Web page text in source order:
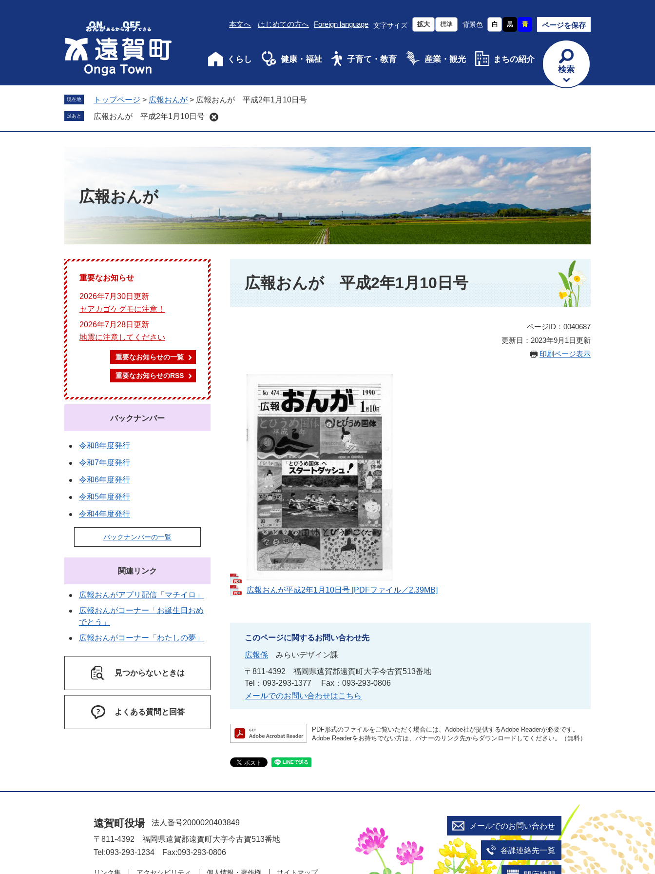
す
し
へ
本文へ はじめての方へ Foreign language 文字サイズ 拡大 標準 背景色 白 黒 青 ページを保存
くらし 健康・福祉 子育て・教育 産業・観光
まちの紹介
検索
現在地 トップページ > 広報おんが > 広報おんが 平成2年1月10日号
足あと 広報おんが 平成2年1月10日号
広報おんが
広報おんが 平成2年1月10日号
ページID：0040687
更新日：2023年9月1日更新
印刷ページ表示
広報おんが平成2年1月10日号 [PDFファイル／2.39MB]
このページに関するお問い合わせ先
広報係
みらいデザイン課
〒811-4392
福岡県遠賀郡遠賀町大字今古賀513番地
Tel：093-293-1377
Fax：093-293-0806
メールでのお問い合わせはこちら
PDF形式のファイルをご覧いただく場合には、Adobe社が提供するAdobe Readerが必要です。
Adobe Readerをお持ちでない方は、バナーのリンク先からダウンロードしてください。（無料）
重要なお知らせ
2026年7月30日更新
セアカゴケグモに注意！
2026年7月28日更新
地震に注意してください
重要なお知らせの一覧
重要なお知らせのRSS
バックナンバー
令和8年度発行
令和7年度発行
令和6年度発行
令和5年度発行
令和4年度発行
バックナンバーの一覧
関連リンク
広報おんがアプリ配信「マチイロ」
広報おんがコーナー「お誕生日おめ
でとう」
広報おんがコーナー「わたしの夢」
見つからないときは
よくある質問と回答
遠賀町役場
法人番号2000020403849
〒811-4392 福岡県遠賀郡遠賀町大字今古賀513番地
Tel:093-293-1234 Fax:093-293-0806
リンク集 アクセシビリティ 個人情報・著作権 サイトマップ
メールでのお問い合わせ
各課連絡先一覧